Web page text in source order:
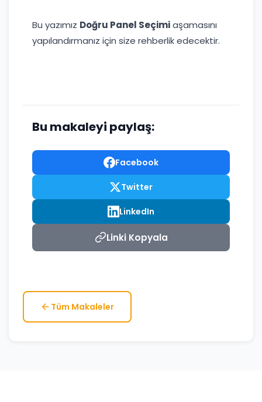
Bu yazımız Doğru Panel Seçimiaşamasını
yapılandırmanız için size rehberlik edecektir.
Bu makaleyi paylaş:
Facebook
Twitter
LinkedIn
Linki Kopyala
Tüm Makaleler